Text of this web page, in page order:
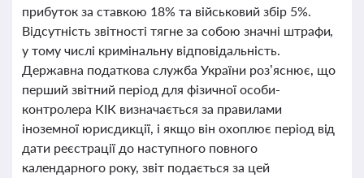
прибуток за ставкою 18% та військовий збір 5%.
Відсутність звітності тягне за собою значні штрафи,
у тому числі кримінальну відповідальність.
Державна податкова служба України роз’яснює, що
перший звітний період для фізичної особи-
контролера КІК визначається за правилами
іноземної юрисдикції, і якщо він охоплює період від
дати реєстрації до наступного повного
календарного року, звіт подається за цей